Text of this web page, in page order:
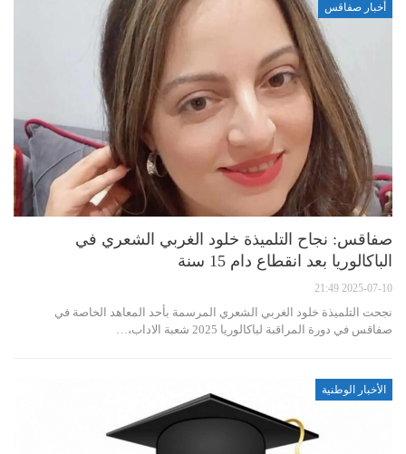
أخبار صفاقس
صفاقس: نجاح التلميذة خلود الغربي الشعري في
الباكالوريا بعد انقطاع دام 15 سنة
2025-07-10 21:49
نجحت التلميذة خلود الغربي الشعري المرسمة بأحد المعاهد الخاصة في
صفاقس في دورة المراقبة لباكالوريا 2025 شعبة الاداب،…
الأخبار الوطنية